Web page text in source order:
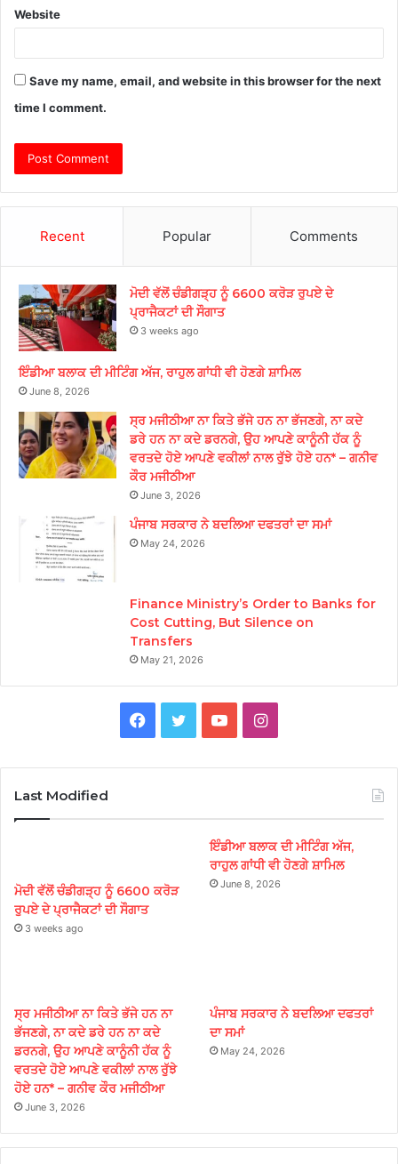
Website
Save my name, email, and website in this browser for the next
time I comment.
Recent Popular Comments
ਮੋਦੀ ਵੱਲੋਂ ਚੰਡੀਗੜ੍ਹ ਨੂੰ 6600 ਕਰੋੜ ਰੁਪਏ ਦੇ
ਪ੍ਰਾਜੈਕਟਾਂ ਦੀ ਸੌਗਾਤ
3 weeks ago
ਇੰਡੀਆ ਬਲਾਕ ਦੀ ਮੀਟਿੰਗ ਅੱਜ, ਰਾਹੁਲ ਗਾਂਧੀ ਵੀ ਹੋਣਗੇ ਸ਼ਾਮਿਲ
June 8, 2026
ਸ੍ਰ ਮਜੀਠੀਆ ਨਾ ਕਿਤੇ ਭੱਜੇ ਹਨ ਨਾ ਭੱਜਣਗੇ, ਨਾ ਕਦੇ
ਡਰੇ ਹਨ ਨਾ ਕਦੇ ਡਰਨਗੇ, ਉਹ ਆਪਣੇ ਕਾਨੂੰਨੀ ਹੱਕ ਨੂੰ
ਵਰਤਦੇ ਹੋਏ ਆਪਣੇ ਵਕੀਲਾਂ ਨਾਲ ਰੁੱਝੇ ਹੋਏ ਹਨ* – ਗਨੀਵ
ਕੌਰ ਮਜੀਠੀਆ
June 3, 2026
ਪੰਜਾਬ ਸਰਕਾਰ ਨੇ ਬਦਲਿਆ ਦਫਤਰਾਂ ਦਾ ਸਮਾਂ
May 24, 2026
Finance Ministry’s Order to Banks for
Cost Cutting, But Silence on
Transfers
May 21, 2026
Facebook
TwitterYouTubeInstagram
Last Modified
ਮੋਦੀ ਵੱਲੋਂ ਚੰਡੀਗੜ੍ਹ ਨੂੰ 6600 ਕਰੋੜ
ਰੁਪਏ ਦੇ ਪ੍ਰਾਜੈਕਟਾਂ ਦੀ ਸੌਗਾਤ
3 weeks ago
ਇੰਡੀਆ ਬਲਾਕ ਦੀ ਮੀਟਿੰਗ ਅੱਜ,
ਰਾਹੁਲ ਗਾਂਧੀ ਵੀ ਹੋਣਗੇ ਸ਼ਾਮਿਲ
June 8, 2026
ਸ੍ਰ ਮਜੀਠੀਆ ਨਾ ਕਿਤੇ ਭੱਜੇ ਹਨ ਨਾ
ਭੱਜਣਗੇ, ਨਾ ਕਦੇ ਡਰੇ ਹਨ ਨਾ ਕਦੇ
ਡਰਨਗੇ, ਉਹ ਆਪਣੇ ਕਾਨੂੰਨੀ ਹੱਕ ਨੂੰ
ਵਰਤਦੇ ਹੋਏ ਆਪਣੇ ਵਕੀਲਾਂ ਨਾਲ ਰੁੱਝੇ
ਹੋਏ ਹਨ* – ਗਨੀਵ ਕੌਰ ਮਜੀਠੀਆ
June 3, 2026
ਪੰਜਾਬ ਸਰਕਾਰ ਨੇ ਬਦਲਿਆ ਦਫਤਰਾਂ
ਦਾ ਸਮਾਂ
May 24, 2026